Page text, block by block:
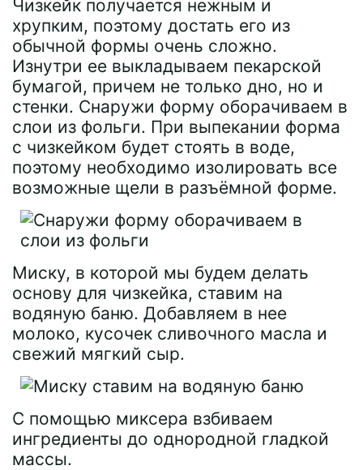
Чизкейк получается нежным и
хрупким, поэтому достать его из
обычной формы очень сложно.
Изнутри ее выкладываем пекарской
бумагой, причем не только дно, но и
стенки. Снаружи форму оборачиваем в
слои из фольги. При выпекании форма
с чизкейком будет стоять в воде,
поэтому необходимо изолировать все
возможные щели в разъёмной форме.
Миску, в которой мы будем делать
основу для чизкейка, ставим на
водяную баню. Добавляем в нее
молоко, кусочек сливочного масла и
свежий мягкий сыр.
С помощью миксера взбиваем
ингредиенты до однородной гладкой
массы.